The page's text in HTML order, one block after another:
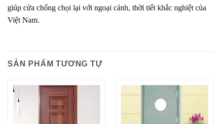
giúp cửa chống chọi lại với ngoại cảnh, thời tiết khắc nghiệt của
Việt Nam.
SẢN PHẨM TƯƠNG TỰ